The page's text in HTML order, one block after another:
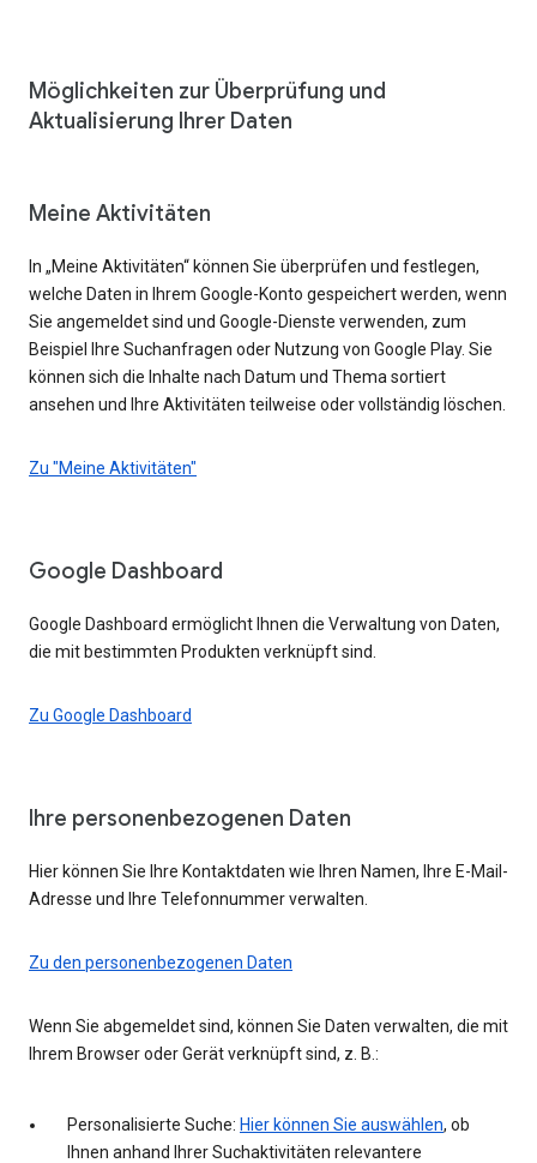
Möglichkeiten zur Überprüfung und
Aktualisierung Ihrer Daten
Meine Aktivitäten
In „Meine Aktivitäten“ können Sie überprüfen und festlegen,
welche Daten in Ihrem Google-Konto gespeichert werden, wenn
Sie angemeldet sind und Google-Dienste verwenden, zum
Beispiel Ihre Suchanfragen oder Nutzung von Google Play. Sie
können sich die Inhalte nach Datum und Thema sortiert
ansehen und Ihre Aktivitäten teilweise oder vollständig löschen.
Zu "Meine Aktivitäten"
Google Dashboard
Google Dashboard ermöglicht Ihnen die Verwaltung von Daten,
die mit bestimmten Produkten verknüpft sind.
Zu Google Dashboard
Ihre personenbezogenen Daten
Hier können Sie Ihre Kontaktdaten wie Ihren Namen, Ihre E-Mail-
Adresse und Ihre Telefonnummer verwalten.
Zu den personenbezogenen Daten
Wenn Sie abgemeldet sind, können Sie Daten verwalten, die mit
Ihrem Browser oder Gerät verknüpft sind, z. B.:
Personalisierte Suche: Hier können Sie auswählen, ob
Ihnen anhand Ihrer Suchaktivitäten relevantere